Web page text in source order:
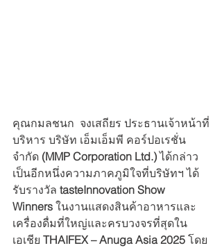
คุณกมลชนก  จงเสถียร ประธานเจ้าหน้าที่
บริหาร บริษัท เอ็มเอ็มพี คอร์ปอเรชั่น
จำกัด (MMP Corporation Ltd.) ได้กล่าว
เป็นอีกหนึ่งความภาคภูมิใจที่บริษัทฯ ได้
รับรางวัล tasteInnovation Show
Winners ในงานแสดงสินค้าอาหารและ
เครื่องดื่มที่ใหญ่และครบวงจรที่สุดใน
เอเชีย THAIFEX – Anuga Asia 2025 โดย